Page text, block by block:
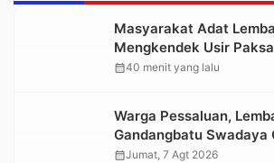
Masyarakat Adat
Mengkendek Usir
yang Rusak Kawasan
calendar_month40 menit yang lalu
Warga Pessaluan,
Gandangbatu Swadaya
Kabupaten
calendar_monthJumat, 7 Agt 2026